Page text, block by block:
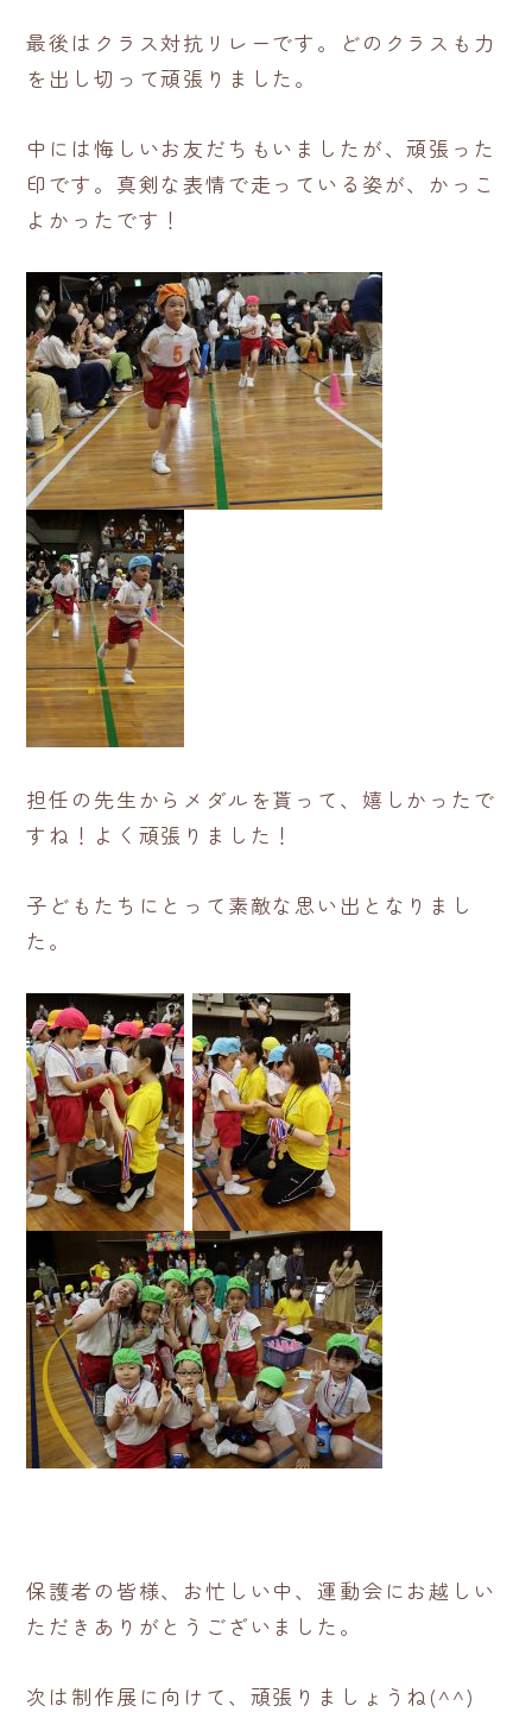
最後はクラス対抗リレーです。どのクラスも力
を出し切って頑張りました。
中には悔しいお友だちもいましたが、頑張った
印です。真剣な表情で走っている姿が、かっこ
よかったです！
担任の先生からメダルを貰って、嬉しかったで
すね！よく頑張りました！
子どもたちにとって素敵な思い出となりまし
た。
保護者の皆様、お忙しい中、運動会にお越しい
ただきありがとうございました。
次は制作展に向けて、頑張りましょうね(^^)